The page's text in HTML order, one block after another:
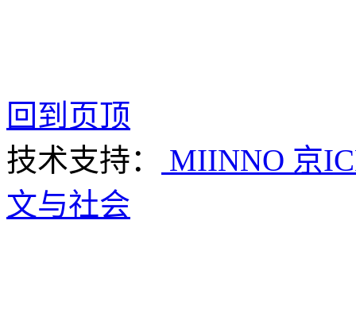
回到页顶
技术支持：
MIINNO 京
文与社会